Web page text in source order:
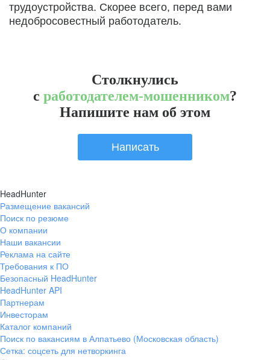
трудоустройства. Скорее всего, перед вами
недобросовестный работодатель.
Столкнулись
с работодателем-мошенником?
Напишите нам об этом
Написать
HeadHunter
Размещение вакансий
Поиск по резюме
О компании
Наши вакансии
Реклама на сайте
Требования к ПО
Безопасный HeadHunter
HeadHunter API
Партнерам
Инвесторам
Каталог компаний
Поиск по вакансиям в Алпатьево (Московская область)
Сетка: соцсеть для нетворкинга